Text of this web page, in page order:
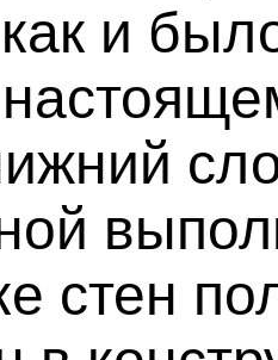
и
стен